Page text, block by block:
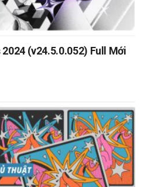
(v24.5.0.052) Full Mới